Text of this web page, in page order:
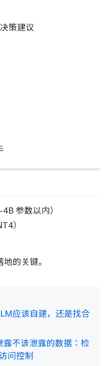
策建议
参数以内）
）
的关键。
应该自建，还是找合
露不该泄露的数据：检
问控制